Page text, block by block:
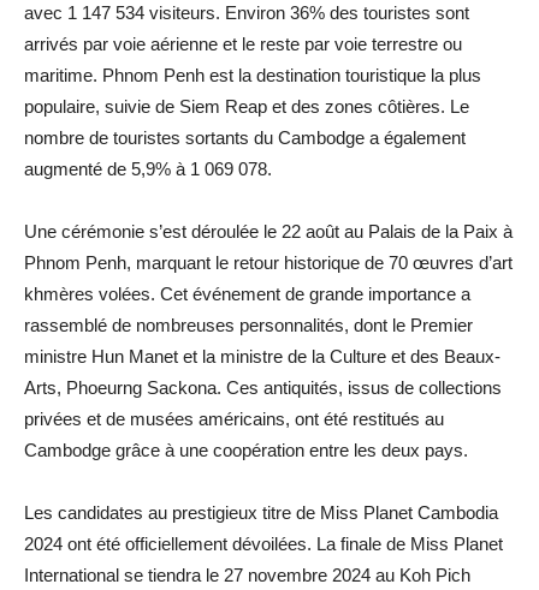
avec 1 147 534 visiteurs. Environ 36% des touristes sont
arrivés par voie aérienne et le reste par voie terrestre ou
maritime. Phnom Penh est la destination touristique la plus
populaire, suivie de Siem Reap et des zones côtières. Le
nombre de touristes sortants du Cambodge a également
augmenté de 5,9% à 1 069 078.
Une cérémonie s’est déroulée le 22 août au Palais de la Paix à
Phnom Penh, marquant le retour historique de 70 œuvres d’art
khmères volées. Cet événement de grande importance a
rassemblé de nombreuses personnalités, dont le Premier
ministre Hun Manet et la ministre de la Culture et des Beaux-
Arts, Phoeurng Sackona. Ces antiquités, issus de collections
privées et de musées américains, ont été restitués au
Cambodge grâce à une coopération entre les deux pays.
Les candidates au prestigieux titre de Miss Planet Cambodia
2024 ont été officiellement dévoilées. La finale de Miss Planet
International se tiendra le 27 novembre 2024 au Koh Pich